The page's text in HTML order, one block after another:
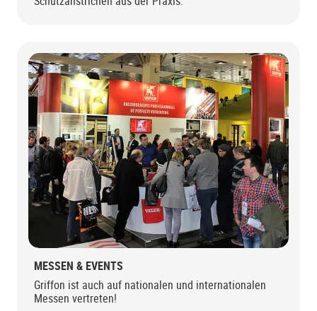
MESSEN & EVENTS
Griffon ist auch auf nationalen und internationalen
Messen vertreten!